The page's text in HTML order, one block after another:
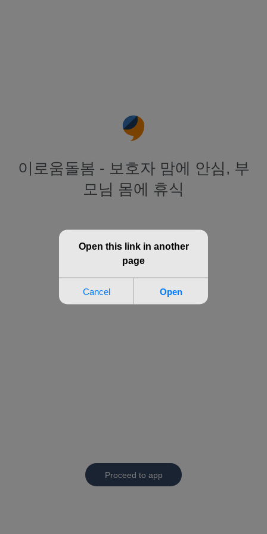
이로움돌봄 - 보호자 맘에 안심, 부
모님 몸에 휴식
Proceed to app